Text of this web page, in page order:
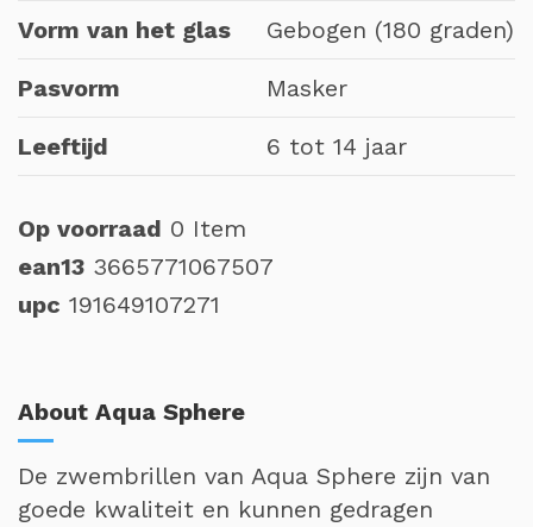
Vorm van het glas Gebogen (180 graden)
Pasvorm Masker
Leeftijd 6 tot 14 jaar
Op voorraad 0 Item
ean13 3665771067507
upc 191649107271
About Aqua Sphere
De zwembrillen van Aqua Sphere zijn van
goede kwaliteit en kunnen gedragen